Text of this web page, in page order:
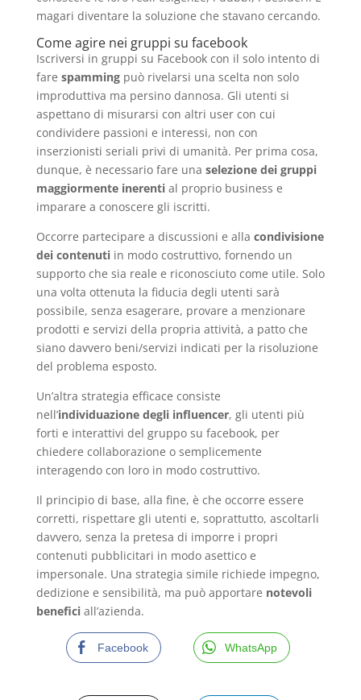
magari diventare la soluzione che stavano cercando.
Come agire nei gruppi su facebook
Iscriversi in gruppi su Facebook con il solo intento di
fare spammingpuò rivelarsi una scelta non solo
improduttiva ma persino dannosa. Gli utenti si
aspettano di misurarsi con altri user con cui
condividere passioni e interessi, non con
inserzionisti seriali privi di umanità. Per prima cosa,
dunque, è necessario fare una selezione dei gruppi
maggiormente inerential proprio business e
imparare a conoscere gli iscritti.
Occorre partecipare a discussioni e alla condivisione
dei contenutiin modo costruttivo, fornendo un
supporto che sia reale e riconosciuto come utile. Solo
una volta ottenuta la fiducia degli utenti sarà
possibile, senza esagerare, provare a menzionare
prodotti e servizi della propria attività, a patto che
siano davvero beni/servizi indicati per la risoluzione
del problema esposto.
Un’altra strategia efficace consiste
nell’individuazione degli influencer, gli utenti più
forti e interattivi del gruppo su facebook, per
chiedere collaborazione o semplicemente
interagendo con loro in modo costruttivo.
Il principio di base, alla fine, è che occorre essere
corretti, rispettare gli utenti e, soprattutto, ascoltarli
davvero, senza la pretesa di imporre i propri
contenuti pubblicitari in modo asettico e
impersonale. Una strategia simile richiede impegno,
dedizione e sensibilità, ma può apportare notevoli
beneficiall’azienda.
Facebook WhatsApp